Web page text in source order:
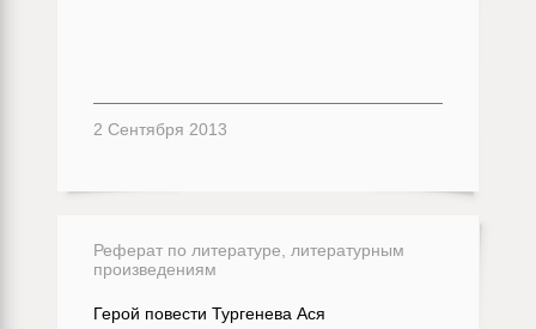
2 Сентября 2013
Реферат по литературе, литературным
произведениям
Герой повести Тургенева Ася